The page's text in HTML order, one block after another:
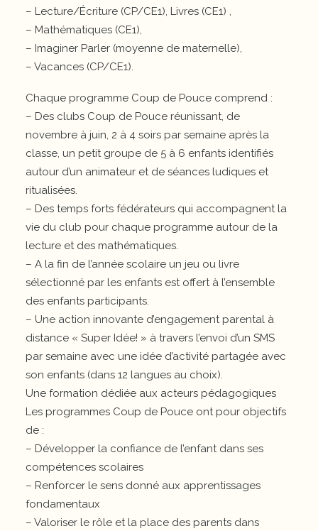
– Lecture/Écriture (CP/CE1), Livres (CE1) ,
– Mathématiques (CE1),
– Imaginer Parler (moyenne de maternelle),
– Vacances (CP/CE1).
Chaque programme Coup de Pouce comprend :
– Des clubs Coup de Pouce réunissant, de
novembre à juin, 2 à 4 soirs par semaine après la
classe, un petit groupe de 5 à 6 enfants identifiés
autour d’un animateur et de séances ludiques et
ritualisées.
– Des temps forts fédérateurs qui accompagnent la
vie du club pour chaque programme autour de la
lecture et des mathématiques.
– A la fin de l’année scolaire un jeu ou livre
sélectionné par les enfants est offert à l’ensemble
des enfants participants.
– Une action innovante d’engagement parental à
distance « Super Idée! » à travers l’envoi d’un SMS
par semaine avec une idée d’activité partagée avec
son enfants (dans 12 langues au choix).
Une formation dédiée aux acteurs pédagogiques
Les programmes Coup de Pouce ont pour objectifs
de :
– Développer la confiance de l’enfant dans ses
compétences scolaires
– Renforcer le sens donné aux apprentissages
fondamentaux
– Valoriser le rôle et la place des parents dans